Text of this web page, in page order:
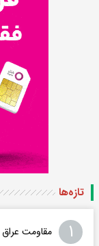
تازه‌ها
۱ مقاومت عراق